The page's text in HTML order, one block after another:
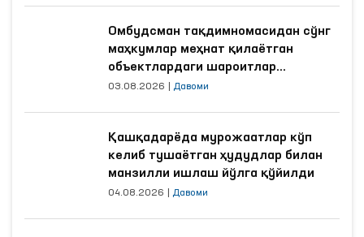
Омбудсман тақдимномасидан сўнг
маҳкумлар меҳнат қилаётган
объектлардаги шароитлар
яхшиланди
03.08.2026 Давоми
Қашқадарёда мурожаатлар кўп
келиб тушаётган ҳудудлар билан
манзилли ишлаш йўлга қўйилди
04.08.2026 Давоми